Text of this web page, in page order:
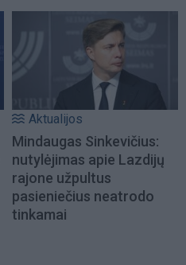
Aktualijos
Mindaugas Sinkevičius:
nutylėjimas apie Lazdijų
rajone užpultus
pasieniečius neatrodo
tinkamai